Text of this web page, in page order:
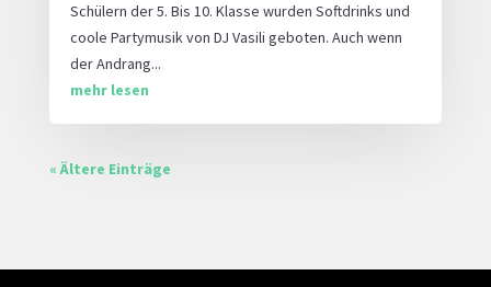
Schülern der 5. Bis 10. Klasse wurden Softdrinks und
coole Partymusik von DJ Vasili geboten. Auch wenn
der Andrang...
mehr lesen
« Ältere Einträge